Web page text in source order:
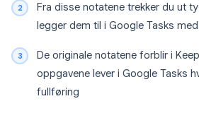
Fra disse notatene trekker du ut
legger dem til i Google Tasks
De originale notatene forblir i
oppgavene lever i Google Tasks
fullføring